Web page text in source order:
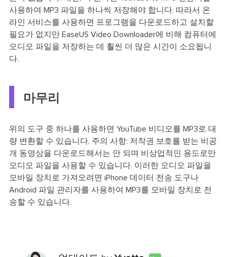
사용하여 MP3 파일을 하나씩 저장해야 합니다. 따라서 온
라인 서비스를 사용하면 프로그램을 다운로드하고 설치할
필요가 없지만 EaseUS Video Downloader에 비해 컴퓨터에
오디오 파일을 저장하는 데 훨씬 더 많은 시간이 소요됩니
다.
마무리
위의 도구 중 하나를 사용하면 YouTube 비디오를 MP3로 대
량 변환할 수 있습니다. 주의 사항: 저작권 보호를 받는 비공
개 동영상을 다운로드해서는 안 되며 비상업적인 용도로만
오디오 파일을 사용할 수 있습니다. 이러한 오디오 파일을
모바일 장치로 가져오려면 iPhone 데이터 전송 도구나
Android 파일 관리자를 사용하여 MP3를 모바일 장치로 전
송할 수 있습니다.